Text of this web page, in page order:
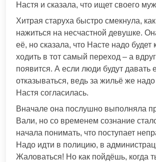
Настя и сказала, что ищет своего
Хитрая старуха быстро смекнула,
нажиться на несчастной девушке.
её, но сказала, что Насте надо
ходить в тот самый переход – а
появится. А если люди будут давать
отказываться, ведь за жильё же надо
Настя согласилась.
Вначале она послушно выполняла
Вали, но со временем сознание
начала понимать, что поступает
Надо идти в полицию, в
Жаловаться! Но как пойдёшь, когда